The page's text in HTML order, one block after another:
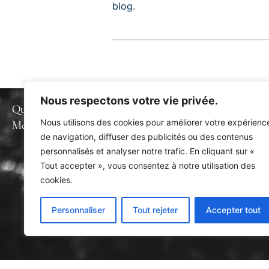
Nous respectons votre vie privée.
Nous utilisons des cookies pour améliorer votre
de navigation, diffuser des publicités ou des contenus
personnalisés et analyser notre trafic. En cliquant sur «
Tout accepter », vous consentez à notre utilisation des
cookies.
Personnaliser Tout rejeter Accepter tout
blog.
Qui suis-je ?
Mes prestations
Mon approche
Les fondamentaux
Zone d'intervention
Blog